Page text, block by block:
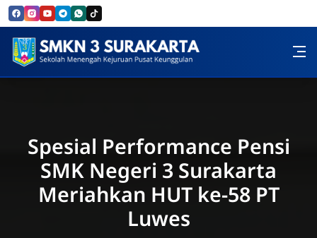
Skip to Content
SMK Negeri 3 Surakarta
Spesial Performance Pensi
SMK Negeri 3 Surakarta
Meriahkan HUT ke-58 PT
Luwes